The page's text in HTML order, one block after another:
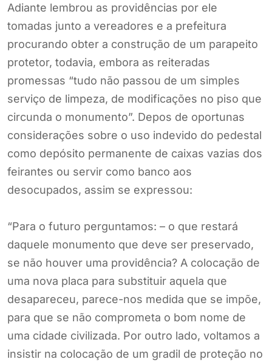
Adiante lembrou as providências por ele
tomadas junto a vereadores e a prefeitura
procurando obter a construção de um parapeito
protetor, todavia, embora as reiteradas
promessas “tudo não passou de um simples
serviço de limpeza, de modificações no piso que
circunda o monumento”. Depos de oportunas
considerações sobre o uso indevido do pedestal
como depósito permanente de caixas vazias dos
feirantes ou servir como banco aos
desocupados, assim se expressou:
“Para o futuro perguntamos: – o que restará
daquele monumento que deve ser preservado,
se não houver uma providência? A colocação de
uma nova placa para substituir aquela que
desapareceu, parece-nos medida que se impõe,
para que se não comprometa o bom nome de
uma cidade civilizada. Por outro lado, voltamos a
insistir na colocação de um gradil de proteção no